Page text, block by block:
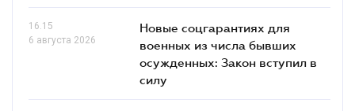
16.15
6 августа 2026
Новые соцгарантиях для
военных из числа бывших
осужденных: Закон вступил в
силу